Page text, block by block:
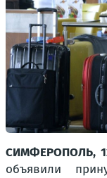
СИМФЕРОПОЛЬ,
объявили